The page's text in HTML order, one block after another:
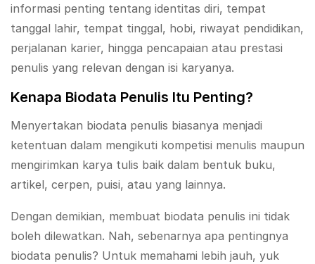
informasi penting tentang identitas diri, tempat
tanggal lahir, tempat tinggal, hobi, riwayat pendidikan,
perjalanan karier, hingga pencapaian atau prestasi
penulis yang relevan dengan isi karyanya.
Kenapa Biodata Penulis Itu Penting?
Menyertakan biodata penulis biasanya menjadi
ketentuan dalam mengikuti kompetisi menulis maupun
mengirimkan karya tulis baik dalam bentuk buku,
artikel, cerpen, puisi, atau yang lainnya.
Dengan demikian, membuat biodata penulis ini tidak
boleh dilewatkan. Nah, sebenarnya apa pentingnya
biodata penulis? Untuk memahami lebih jauh, yuk